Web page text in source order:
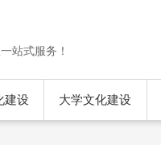
站式服务！
建设 大学文化建设